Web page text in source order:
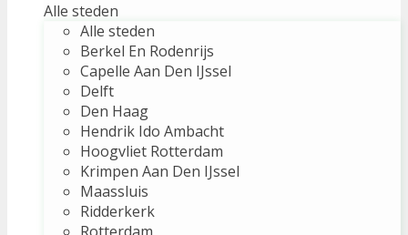
Alle steden
Alle steden
Berkel En Rodenrijs
Capelle Aan Den IJssel
Delft
Den Haag
Hendrik Ido Ambacht
Hoogvliet Rotterdam
Krimpen Aan Den IJssel
Maassluis
Ridderkerk